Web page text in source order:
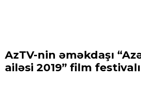
AzTV-nin əməkdaşı
ailəsi 2019” film